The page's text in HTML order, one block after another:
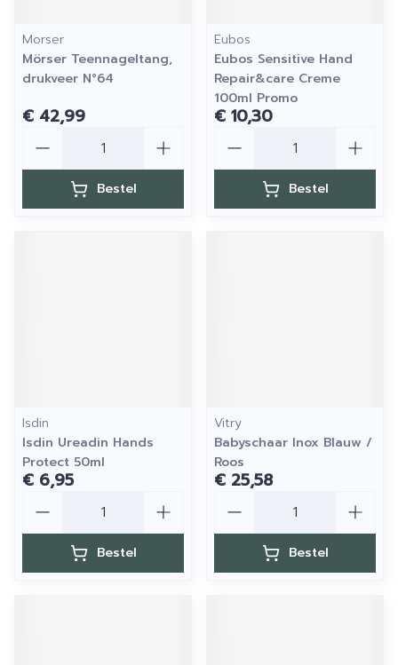
Morser
Mörser Teennageltang,
drukveer N°64
€ 42,99
Bestel
Eubos
Eubos Sensitive Hand
Repair&care Creme
100ml Promo
€ 10,30
Bestel
Isdin
Isdin Ureadin Hands
Protect 50ml
€ 6,95
Bestel
Vitry
Babyschaar Inox Blauw /
Roos
€ 25,58
Bestel